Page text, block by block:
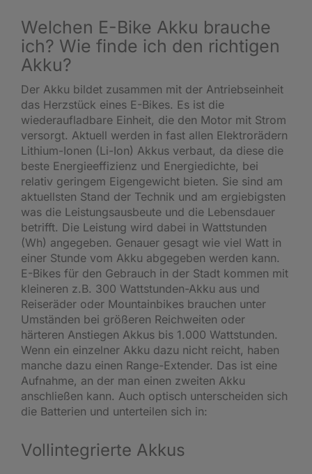
Welchen E-Bike Akku brauche
ich? Wie finde ich den richtigen
Akku?
Der Akku bildet zusammen mit der Antriebseinheit
das Herzstück eines E-Bikes. Es ist die
wiederaufladbare Einheit, die den Motor mit Strom
versorgt. Aktuell werden in fast allen Elektrorädern
Lithium-Ionen (Li-Ion) Akkus verbaut, da diese die
beste Energieeffizienz und Energiedichte, bei
relativ geringem Eigengewicht bieten. Sie sind am
aktuellsten Stand der Technik und am ergiebigsten
was die Leistungsausbeute und die Lebensdauer
betrifft. Die Leistung wird dabei in Wattstunden
(Wh) angegeben. Genauer gesagt wie viel Watt in
einer Stunde vom Akku abgegeben werden kann.
E-Bikes für den Gebrauch in der Stadt kommen mit
kleineren z.B. 300 Wattstunden-Akku aus und
Reiseräder oder Mountainbikes brauchen unter
Umständen bei größeren Reichweiten oder
härteren Anstiegen Akkus bis 1.000 Wattstunden.
Wenn ein einzelner Akku dazu nicht reicht, haben
manche dazu einen Range-Extender. Das ist eine
Aufnahme, an der man einen zweiten Akku
anschließen kann. Auch optisch unterscheiden sich
die Batterien und unterteilen sich in:
Vollintegrierte Akkus